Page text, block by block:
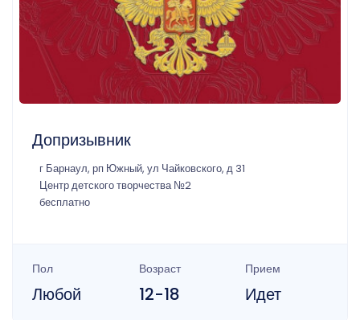
Допризывник
г Барнаул, рп Южный, ул Чайковского, д 31
Центр детского творчества №2
бесплатно
Пол
Любой
Возраст
12-18
Прием
Идет